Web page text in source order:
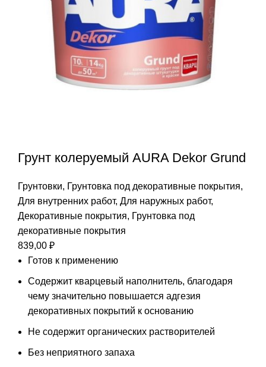
Грунт колеруемый AURA Dekor Grund
Грунтовки, Грунтовка под декоративные покрытия,
Для внутренних работ, Для наружных работ,
Декоративные покрытия, Грунтовка под
декоративные покрытия
839,00 ₽
Готов к применению
Содержит кварцевый наполнитель, благодаря
чему значительно повышается адгезия
декоративных покрытий к основанию
Не содержит органических растворителей
Без неприятного запаха